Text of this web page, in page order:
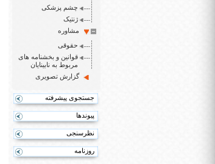
چشم پزشکی
ژنتیک
مشاوره
حقوقی
قوانین و بخشنامه های
مربوط به نابینایان
گزارش تصویری
جستجوی پیشرفته
پیوندها
نظرسنجی
روزنامه